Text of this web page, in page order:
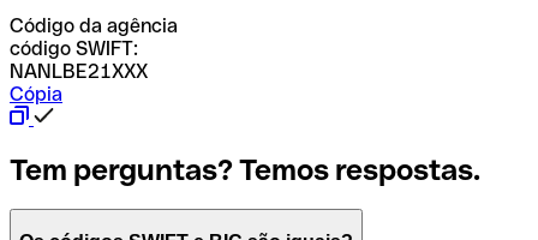
Código da agência
código SWIFT:
NANLBE21XXX
Cópia
Tem perguntas? Temos respostas.